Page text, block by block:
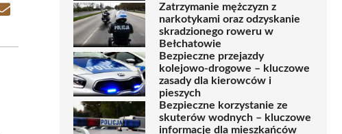
Share
Zatrzymanie mężczyzn z
narkotykami oraz odzyskanie
skradzionego roweru w
Bełchatowie
Bezpieczne przejazdy
kolejowo-drogowe – kluczowe
zasady dla kierowców i
pieszych
Bezpieczne korzystanie ze
skuterów wodnych – kluczowe
informacje dla mieszkańców